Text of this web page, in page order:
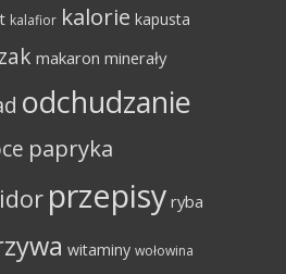
kalafior kalorie kapusta
makaron minerały
odchudzanie
papryka
przepisy ryba
witaminy wołowina